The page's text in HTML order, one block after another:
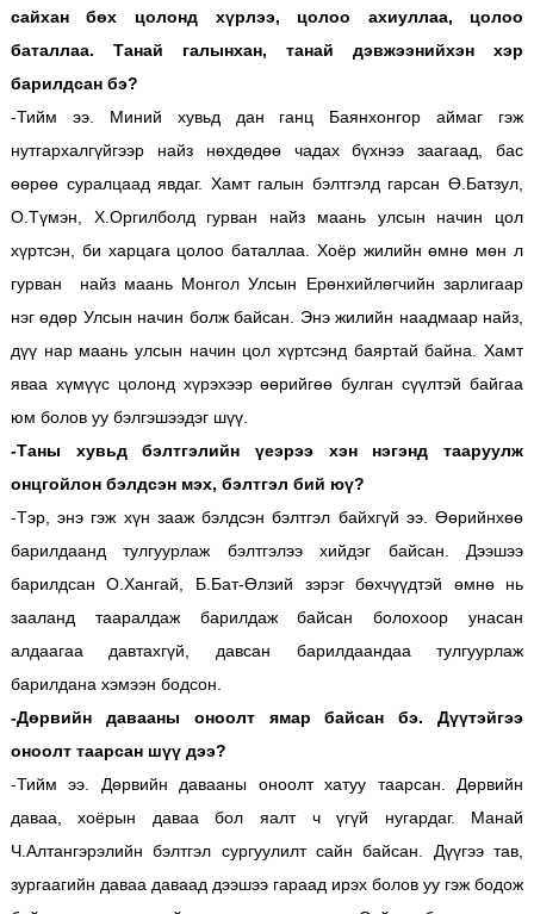
сайхан бөх цолонд хүрлээ, цолоо ахиуллаа, цолоо
баталлаа. Танай галынхан, танай дэвжээнийхэн хэр
барилдсан бэ?
-Тийм ээ. Миний хувьд дан ганц Баянхонгор аймаг гэж
нутгархалгүйгээр найз нөхдөдөө чадах бүхнээ заагаад, бас
өөрөө суралцаад явдаг. Хамт галын бэлтгэлд гарсан Ө.Батзул,
О.Түмэн, Х.Оргилболд гурван найз маань улсын начин цол
хүртсэн, би харцага цолоо баталлаа. Хоёр жилийн өмнө мөн л
гурван найз маань Монгол Улсын Ерөнхийлөгчийн зарлигаар
нэг өдөр Улсын начин болж байсан. Энэ жилийн наадмаар найз,
дүү нар маань улсын начин цол хүртсэнд баяртай байна. Хамт
яваа хүмүүс цолонд хүрэхээр өөрийгөө булган сүүлтэй байгаа
юм болов уу бэлгэшээдэг шүү.
-Таны хувьд бэлтгэлийн үеэрээ хэн нэгэнд тааруулж
онцгойлон бэлдсэн мэх, бэлтгэл бий юү?
-Тэр, энэ гэж хүн зааж бэлдсэн бэлтгэл байхгүй ээ. Өөрийнхөө
барилдаанд тулгуурлаж бэлтгэлээ хийдэг байсан. Дээшээ
барилдсан О.Хангай, Б.Бат-Өлзий зэрэг бөхчүүдтэй өмнө нь
зааланд тааралдаж барилдаж байсан болохоор унасан
алдаагаа давтахгүй, давсан барилдаандаа тулгуурлаж
барилдана хэмээн бодсон.
-Дөрвийн давааны оноолт ямар байсан бэ. Дүүтэйгээ
оноолт таарсан шүү дээ?
-Тийм ээ. Дөрвийн давааны оноолт хатуу таарсан. Дөрвийн
даваа, хоёрын даваа бол яалт ч үгүй нугардаг. Манай
Ч.Алтангэрэлийн бэлтгэл сургуулилт сайн байсан. Дүүгээ тав,
зургаагийн даваа даваад дээшээ гараад ирэх болов уу гэж бодож